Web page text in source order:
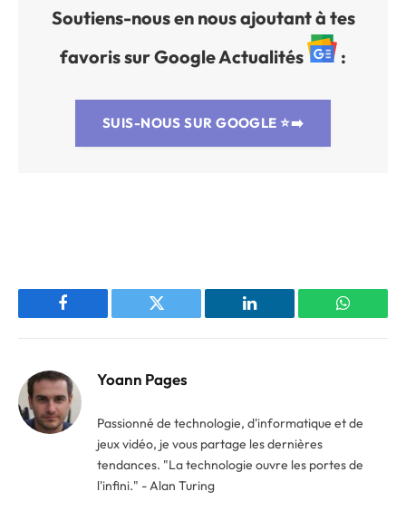
Soutiens-nous en nous ajoutant à tes
favoris sur Google Actualités
:
SUIS-NOUS SUR GOOGLE ⭐➡️
Facebook Twitter LinkedIn
Yoann Pages
Passionné de technologie, d'informatique et de
jeux vidéo, je vous partage les dernières
tendances. "La technologie ouvre les portes de
l'infini." - Alan Turing